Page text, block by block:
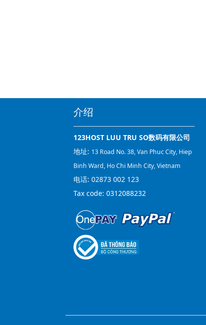
介绍
123HOST LUU TRU SO数码有限公司
地址: 13 Road No. 38, Van Phuc City, Hiep
Binh Ward, Ho Chi Minh City, Vietnam
电话: 02873 002 123
Tax code: 0312088232